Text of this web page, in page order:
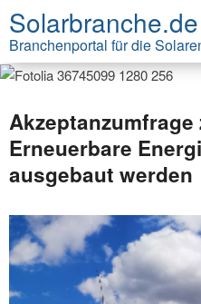
Solarbranche.de
Branchenportal für die
Erneuerbare
ausgebaut werden